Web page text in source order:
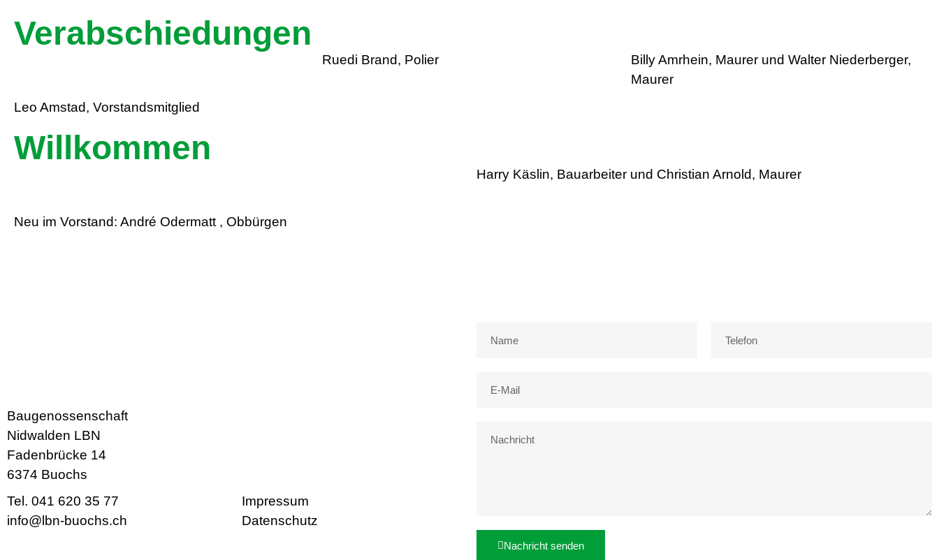
Verabschiedungen
Leo Amstad, Vorstandsmitglied
Ruedi Brand, Polier
Billy Amrhein, Maurer und Walter Niederberger,
Maurer
Willkommen
Neu im Vorstand: André Odermatt , Obbürgen
Harry Käslin, Bauarbeiter und Christian Arnold, Maurer
Baugenossenschaft
Nidwalden LBN
Fadenbrücke 14
6374 Buochs
Tel. 041 620 35 77
info@lbn-buochs.ch
Impressum
Datenschutz
Nachricht senden